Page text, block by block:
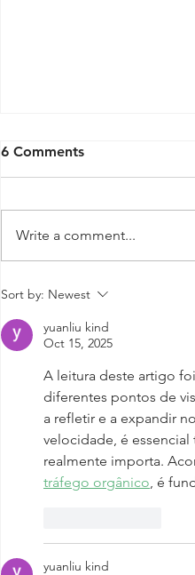
6 Comments
Write a comment...
Sort by: Newest
yuanliu kind
Oct 15, 2025
A leitura deste artigo
diferentes pontos de
a refletir e a expandir
velocidade, é
realmente importa.
tráfego orgânico, é
yuanliu kind